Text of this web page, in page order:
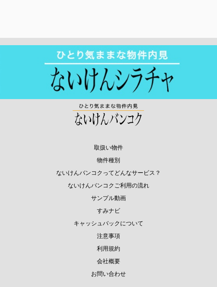
取扱い物件
物件種別
ないけんバンコクってどんなサービス？
ないけんバンコクご利用の流れ
サンプル動画
すみナビ
キャッシュバックについて
注意事項
利用規約
会社概要
お問い合わせ